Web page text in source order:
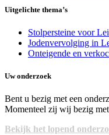
Uitgelichte thema’s
Stolpersteine voor
Jodenvervolging in
Onteigende en
Uw onderzoek
Bent u bezig met een
Momenteel zij wij bezig
Bekijk het lopend